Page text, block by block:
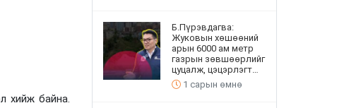
хийж байна.
Б.Пүрэвдагва:
Жуковын хөшөөний
арын 6000 ам метр
газрын зөвшөөрлийг
цуцалж, цэцэрлэгт
хүрээлэн байгуулна
1 сарын өмнө